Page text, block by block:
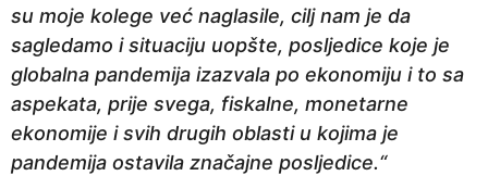
su moje kolege već naglasile, cilj nam je da
sagledamo i situaciju uopšte, posljedice koje je
globalna pandemija izazvala po ekonomiju i to sa
aspekata, prije svega, fiskalne, monetarne
ekonomije i svih drugih oblasti u kojima je
pandemija ostavila značajne posljedice.“